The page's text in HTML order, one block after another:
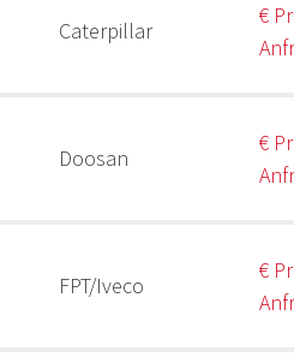
Caterpillar
€
Doosan
€
FPT/Iveco
€